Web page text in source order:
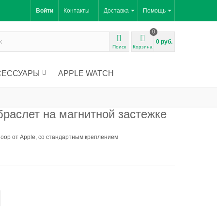
Помощь
Доставка
Контакты
Войти
Поиск Корзина
0
0 руб.
APPLE WATCH
на магнитной застежке
от Apple, со стандартным креплением